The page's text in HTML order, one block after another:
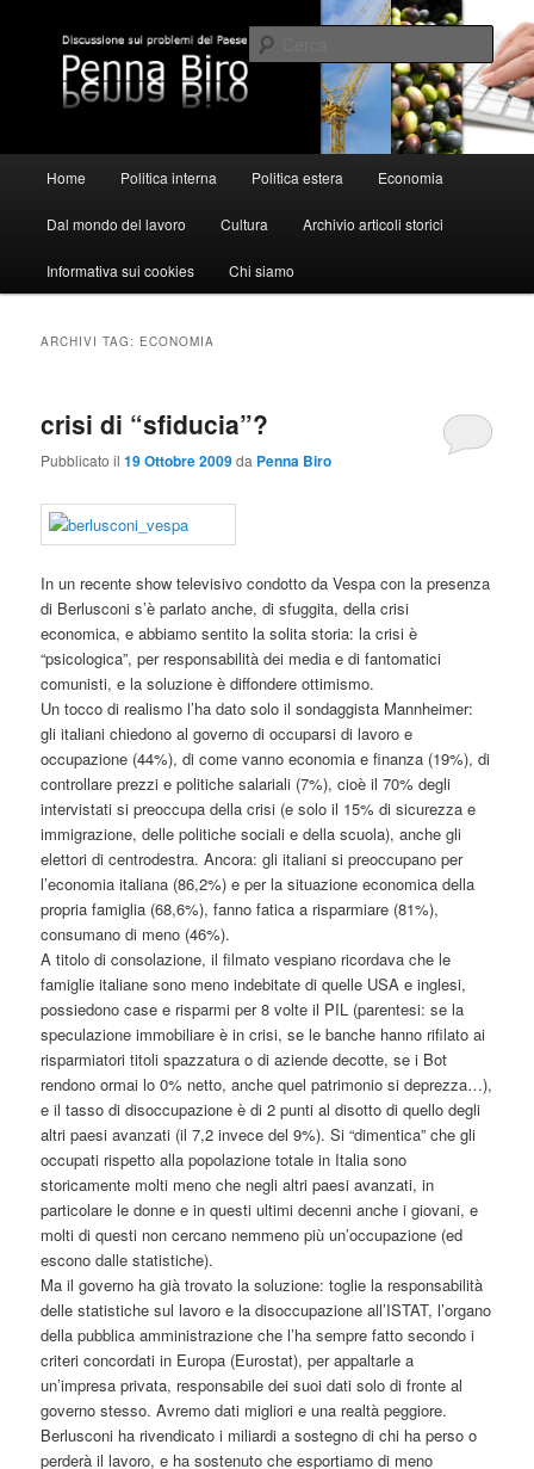
contenuto
principale
contenuto
secondarioPennabiro
Cerca
principale
Home Politica interna Politica estera Economia
Dal mondo del lavoro Cultura Archivio articoli storici
Informativa sui cookies Chi siamo
ARCHIVI TAG: ECONOMIA
crisi di “sfiducia”?
Pubblicato il19 Ottobre 2009da Penna Biro
In un recente show televisivo condotto da Vespa con la presenza
di Berlusconi s’è parlato anche, di sfuggita, della crisi
economica, e abbiamo sentito la solita storia: la crisi è
“psicologica”, per responsabilità dei media e di fantomatici
comunisti, e la soluzione è diffondere ottimismo.
Un tocco di realismo l’ha dato solo il sondaggista Mannheimer:
gli italiani chiedono al governo di occuparsi di lavoro e
occupazione (44%), di come vanno economia e finanza (19%), di
controllare prezzi e politiche salariali (7%), cioè il 70% degli
intervistati si preoccupa della crisi (e solo il 15% di sicurezza e
immigrazione, delle politiche sociali e della scuola), anche gli
elettori di centrodestra. Ancora: gli italiani si preoccupano per
l’economia italiana (86,2%) e per la situazione economica della
propria famiglia (68,6%), fanno fatica a risparmiare (81%),
consumano di meno (46%).
A titolo di consolazione, il filmato vespiano ricordava che le
famiglie italiane sono meno indebitate di quelle USA e inglesi,
possiedono case e risparmi per 8 volte il PIL (parentesi: se la
speculazione immobiliare è in crisi, se le banche hanno rifilato ai
risparmiatori titoli spazzatura o di aziende decotte, se i Bot
rendono ormai lo 0% netto, anche quel patrimonio si deprezza…),
e il tasso di disoccupazione è di 2 punti al disotto di quello degli
altri paesi avanzati (il 7,2 invece del 9%). Si “dimentica” che gli
occupati rispetto alla popolazione totale in Italia sono
storicamente molti meno che negli altri paesi avanzati, in
particolare le donne e in questi ultimi decenni anche i giovani, e
molti di questi non cercano nemmeno più un’occupazione (ed
escono dalle statistiche).
Ma il governo ha già trovato la soluzione: toglie la responsabilità
delle statistiche sul lavoro e la disoccupazione all’ISTAT, l’organo
della pubblica amministrazione che l’ha sempre fatto secondo i
criteri concordati in Europa (Eurostat), per appaltarle a
un’impresa privata, responsabile dei suoi dati solo di fronte al
governo stesso. Avremo dati migliori e una realtà peggiore.
Berlusconi ha rivendicato i miliardi a sostegno di chi ha perso o
perderà il lavoro, e ha sostenuto che esportiamo di meno